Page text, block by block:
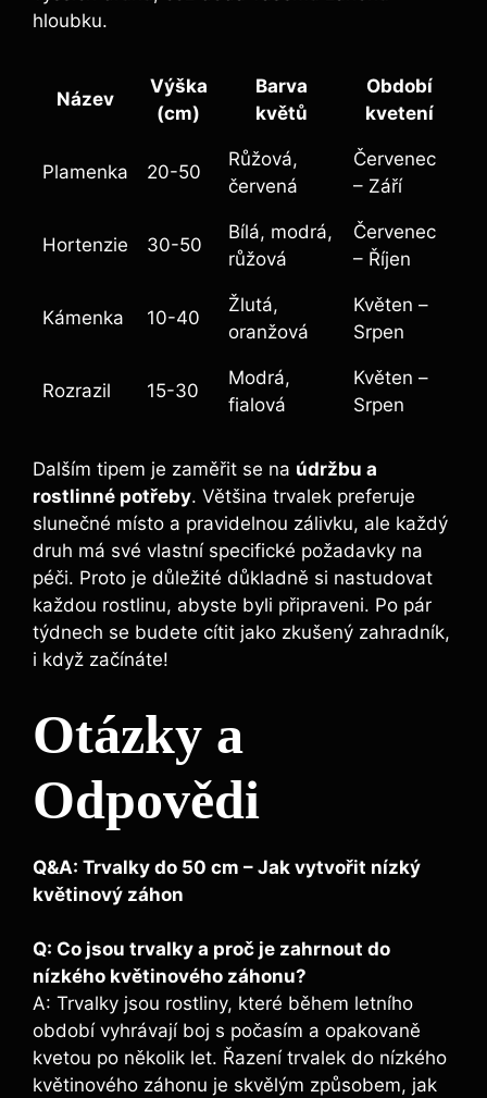
hloubku.
Název
Výška
(cm)
Barva
květů
Období
kvetení
Plamenka 20-50
Růžová,
červená
Červenec
– Září
Hortenzie 30-50
Bílá, modrá,
růžová
Červenec
– Říjen
Kámenka 10-40
Žlutá,
oranžová
Květen –
Srpen
Rozrazil 15-30
Modrá,
fialová
Květen –
Srpen
Dalším tipem je zaměřit se na údržbu a
rostlinné potřeby. Většina trvalek preferuje
slunečné místo a pravidelnou zálivku, ale každý
druh má své vlastní specifické požadavky na
péči. Proto je důležité důkladně si nastudovat
každou rostlinu, abyste byli připraveni. Po pár
týdnech se budete cítit jako zkušený zahradník,
i když začínáte!
Otázky a
Odpovědi
Q&A: Trvalky do 50 cm – Jak vytvořit nízký
květinový záhon
Q: Co jsou trvalky a proč je zahrnout do
nízkého květinového záhonu?
A: Trvalky jsou rostliny, které během letního
období vyhrávají boj s počasím a opakovaně
kvetou po několik let. Řazení trvalek do nízkého
květinového záhonu je skvělým způsobem, jak